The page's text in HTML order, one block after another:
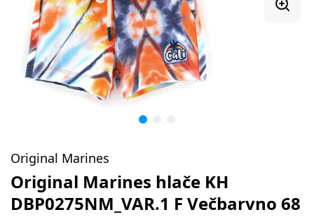
Original Marines
Original Marines hlače KH
DBP0275NM_VAR.1 F Večbarvno 68